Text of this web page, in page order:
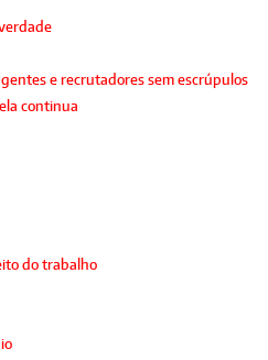
e recrutadores sem escrúpulos
continua
do trabalho